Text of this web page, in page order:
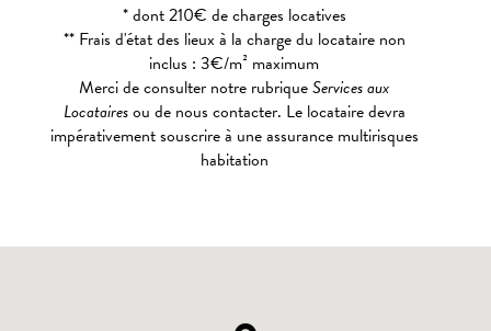
* dont 210€ de charges locatives
** Frais d'état des lieux à la charge du locataire non
inclus : 3€/m² maximum
Merci de consulter notre rubriqueServices aux
Locatairesou de nous contacter. Le locataire devra
impérativement souscrire à une assurance multirisques
habitation